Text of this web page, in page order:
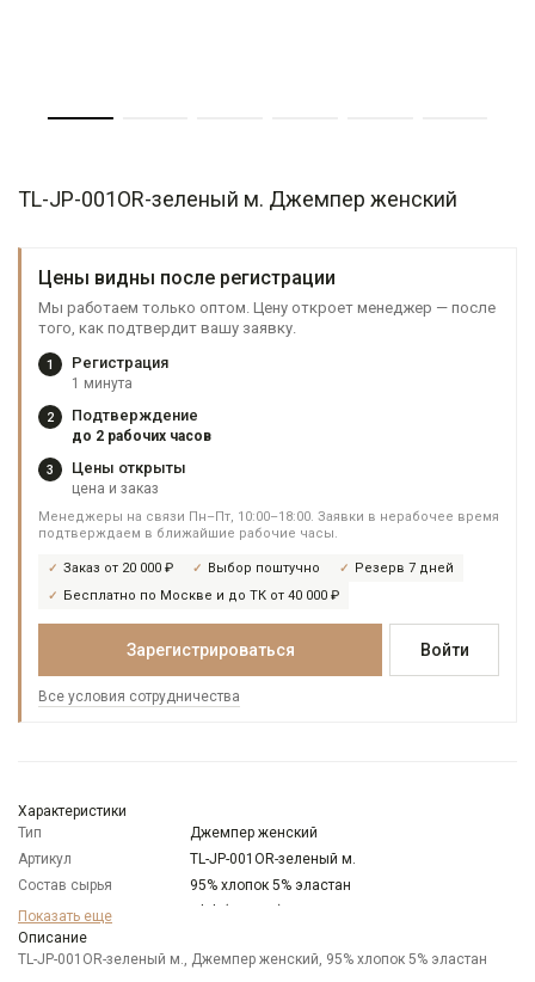
TL-JP-001OR-зеленый м. Джемпер женский
Цены видны после регистрации
Мы работаем только оптом. Цену откроет менеджер — после
того, как подтвердит вашу заявку.
1 Регистрация
1 минута
2 Подтверждение
до 2 рабочих часов
3 Цены открыты
цена и заказ
Менеджеры на связи Пн–Пт, 10:00–18:00. Заявки в нерабочее время
подтверждаем в ближайшие рабочие часы.
Заказ от 20 000 ₽ Выбор поштучно
Резерв 7 дней
Бесплатно по Москве и до ТК от 40 000 ₽
Зарегистрироваться Войти
Все условия сотрудничества
Характеристики
Тип
Джемпер женский
Артикул
TL-JP-001OR-зеленый м.
Состав сырья
95% хлопок 5% эластан
Бренд
Модель
Цвет
Зеленый
Показать еще
Описание
TL-JP-001OR-зеленый м., Джемпер женский, 95% хлопок 5% эластан